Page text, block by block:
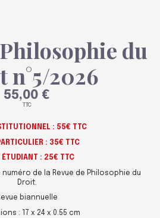
du
n°5/2026
55,00 €
TTC
: 55€ TTC
: 35€ TTC
ÉTUDIANT : 25€ TTC
de la Revue de Philosophie du
Droit.
biannuelle
: 17 x 24 x 0.55 cm